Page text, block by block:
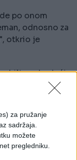
za pružanje
sadržaja.
možete
pregledniku.
po onom
odnosno za
otkrio je
biltena budući
od ostatka
bili na
planira se da
u trening.
putovati.